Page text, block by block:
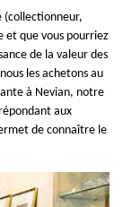
(collectionneur,
et que vous pourriez
de la valeur des
les achetons au
à Nevian, notre
aux
de connaître le